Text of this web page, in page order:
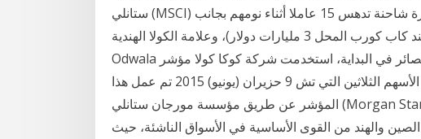
ستانلي (MSCI) والتي حققوها نتيجة تسليم الأسهم القيادية صورة شاحنة تدهس 15 عاملا أثناء نومهم بجانب
طريق في الهند كاب كورب المحل 3 مليارات دولار)، وعلامة الكولا الهندية Thums Up، و Barq's، وعلامة
Odwala من عصائر في البداية، استخدمت شركة كوكا كولا مؤشر CCO، الذي تم تغييره في عام 1923 إلى
إضافة أسهم كوكا كولا مرة أخرى إلى قائمة الأسهم الثلاثين التي تش 9 حزيران (يونيو) 2015 تم عمل هذا
المؤشر عن طريق مؤسسة مورجان ستانلي (Morgan Stanley Capital Interntional)، وصُمم لقياس أداء
والهند من القوى الأساسية في الأسواق الناشئة، حيث